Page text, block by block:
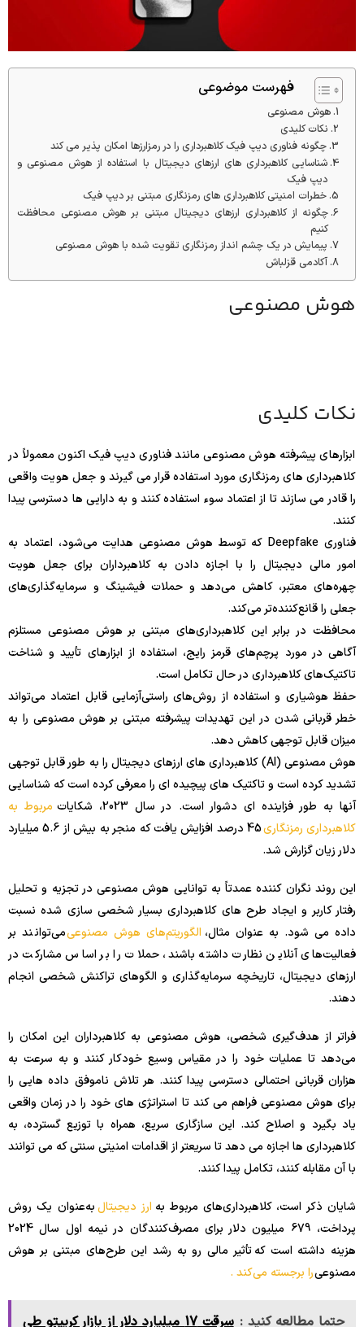
فهرست موضوعی
هوش مصنوعی
نکات کلیدی
چگونه فناوری دیپ فیک کلاهبرداری را در رمزارزها امکان پذیر می کند
شناسایی کلاهبرداری های ارزهای دیجیتال با استفاده از هوش مصنوعی و
دیپ فیک
خطرات امنیتی کلاهبرداری های رمزنگاری مبتنی بر دیپ فیک
چگونه از کلاهبرداری ارزهای دیجیتال مبتنی بر هوش مصنوعی محافظت
کنیم
پیمایش در یک چشم انداز رمزنگاری تقویت شده با هوش مصنوعی
آکادمی قزلباش
هوش مصنوعی
نکات کلیدی
ابزارهای پیشرفته هوش مصنوعی مانند فناوری دیپ فیک اکنون معمولاً در
کلاهبرداری های رمزنگاری مورد استفاده قرار می گیرند و جعل هویت واقعی
را قادر می سازند تا از اعتماد سوء استفاده کنند و به دارایی ها دسترسی پیدا
کنند.
فناوری Deepfake که توسط هوش مصنوعی هدایت می‌شود، اعتماد به
امور مالی دیجیتال را با اجازه دادن به کلاهبرداران برای جعل هویت
چهره‌های معتبر، کاهش می‌دهد و حملات فیشینگ و سرمایه‌گذاری‌های
جعلی را قانع‌کننده‌تر می‌کند.
محافظت در برابر این کلاهبرداری‌های مبتنی بر هوش مصنوعی مستلزم
آگاهی در مورد پرچم‌های قرمز رایج، استفاده از ابزارهای تأیید و شناخت
تاکتیک‌های کلاهبرداری در حال تکامل است.
حفظ هوشیاری و استفاده از روش‌های راستی‌آزمایی قابل اعتماد می‌تواند
خطر قربانی شدن در این تهدیدات پیشرفته مبتنی بر هوش مصنوعی را به
میزان قابل توجهی کاهش دهد.
هوش مصنوعی (AI) کلاهبرداری های ارزهای دیجیتال را به طور قابل توجهی
تشدید کرده است و تاکتیک های پیچیده ای را معرفی کرده است که شناسایی
آنها به طور فزاینده ای دشوار است. در سال 2023، شکایات
مربوط به
کلاهبرداری رمزنگاری
45 درصد افزایش یافت که منجر به بیش از 5.6 میلیارد
دلار زیان گزارش شد.
این روند نگران کننده عمدتاً به توانایی هوش مصنوعی در تجزیه و تحلیل
رفتار کاربر و ایجاد طرح های کلاهبرداری بسیار شخصی سازی شده نسبت
داده می شود. به عنوان مثال، الگوریتم‌های هوش مصنوعیمی‌توانند بر
فعالیت‌های آنلاین نظارت داشته باشند، حملات را بر اساس مشارکت در
ارزهای دیجیتال، تاریخچه سرمایه‌گذاری و الگوهای تراکنش شخصی انجام
دهند.
فراتر از هدف‌گیری شخصی، هوش مصنوعی به کلاهبرداران این امکان را
می‌دهد تا عملیات خود را در مقیاس وسیع خودکار کنند و به سرعت به
هزاران قربانی احتمالی دسترسی پیدا کنند. هر تلاش ناموفق داده هایی را
برای هوش مصنوعی فراهم می کند تا استراتژی های خود را در زمان واقعی
یاد بگیرد و اصلاح کند. این سازگاری سریع، همراه با توزیع گسترده، به
کلاهبرداری ها اجازه می دهد تا سریعتر از اقدامات امنیتی سنتی که می توانند
با آن مقابله کنند، تکامل پیدا کنند.
شایان ذکر است، کلاهبرداری‌های مربوط به ارز دیجیتالبه‌عنوان یک روش
پرداخت، 679 میلیون دلار برای مصرف‌کنندگان در نیمه اول سال 2024
هزینه داشته است که تأثیر مالی رو به رشد این طرح‌های مبتنی بر هوش
مصنوعیرا برجسته می‌کند .
حتما مطالعه کنید : سرقت 17 میلیارد دلار از بازار کریپتو طی